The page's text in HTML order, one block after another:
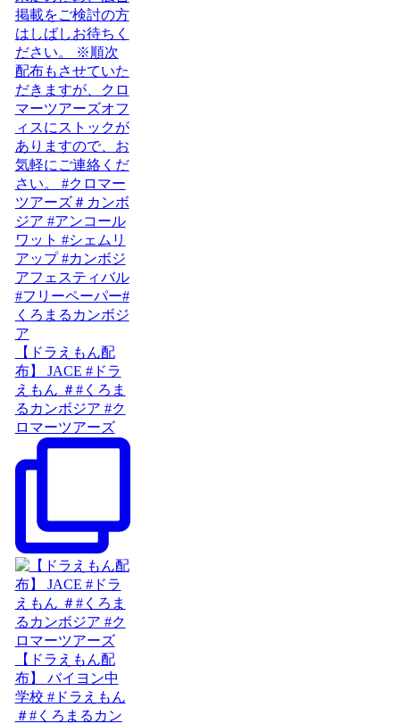
【ドラえもん配
布】 JACE #ドラ
えもん ＃#くろま
るカンボジア #ク
ロマーツアーズ
【ドラえもん配
布】 バイヨン中
学校 #ドラえもん
＃#くろまるカン